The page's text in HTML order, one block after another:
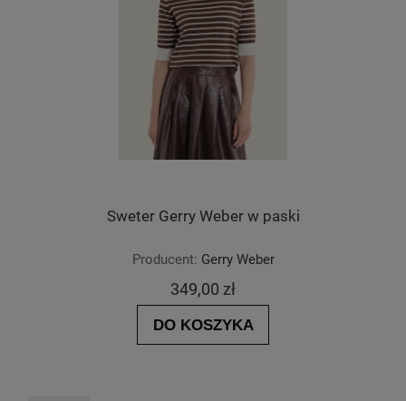
Sweter Gerry Weber w paski
Producent: Gerry Weber
349,00 zł
DO KOSZYKA